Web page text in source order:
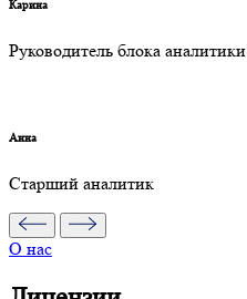
Карина
Руководитель блока аналитики
Анна
Старший аналитик
О нас